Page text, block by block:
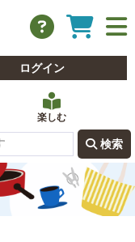
ログイン
楽しむ
 検索